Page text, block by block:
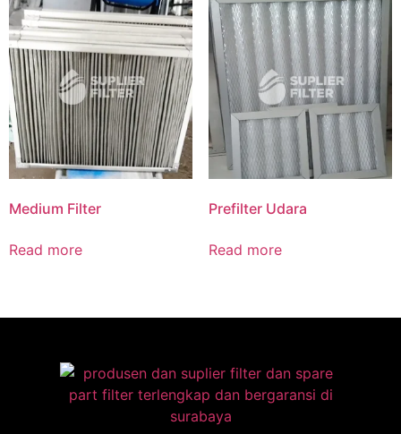
Medium Filter
Read more
Prefilter Udara
Read more